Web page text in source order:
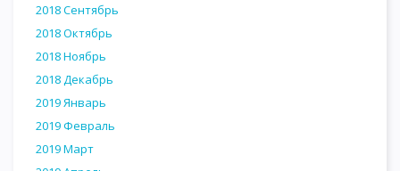
2018 Сентябрь
2018 Октябрь
2018 Ноябрь
2018 Декабрь
2019 Январь
2019 Февраль
2019 Март